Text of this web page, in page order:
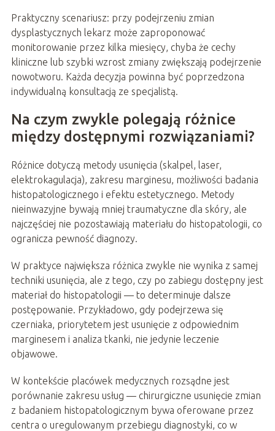
Praktyczny scenariusz: przy podejrzeniu zmian
dysplastycznych lekarz może zaproponować
monitorowanie przez kilka miesięcy, chyba że cechy
kliniczne lub szybki wzrost zmiany zwiększają podejrzenie
nowotworu. Każda decyzja powinna być poprzedzona
indywidualną konsultacją ze specjalistą.
Na czym zwykle polegają różnice
między dostępnymi rozwiązaniami?
Różnice dotyczą metody usunięcia (skalpel, laser,
elektrokagulacja), zakresu marginesu, możliwości badania
histopatologicznego i efektu estetycznego. Metody
nieinwazyjne bywają mniej traumatyczne dla skóry, ale
najczęściej nie pozostawiają materiału do histopatologii, co
ogranicza pewność diagnozy.
W praktyce największa różnica zwykle nie wynika z samej
techniki usunięcia, ale z tego, czy po zabiegu dostępny jest
materiał do histopatologii — to determinuje dalsze
postępowanie. Przykładowo, gdy podejrzewa się
czerniaka, priorytetem jest usunięcie z odpowiednim
marginesem i analiza tkanki, nie jedynie leczenie
objawowe.
W kontekście placówek medycznych rozsądne jest
porównanie zakresu usług — chirurgiczne usunięcie zmian
z badaniem histopatologicznym bywa oferowane przez
centra o uregulowanym przebiegu diagnostyki, co w